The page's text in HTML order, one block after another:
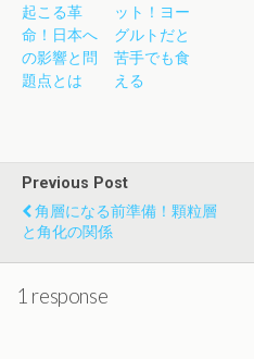
起こる革
命！日本へ
の影響と問
題点とは
ット！ヨー
グルトだと
苦手でも食
える
Previous Post
角層になる前準備！顆粒層
と角化の関係
1 response